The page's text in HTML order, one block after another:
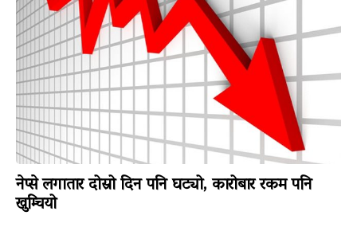
नेप्से लगातार दोस्रो दिन पनि घट्यो, कारोबार रकम पनि
खुम्चियो